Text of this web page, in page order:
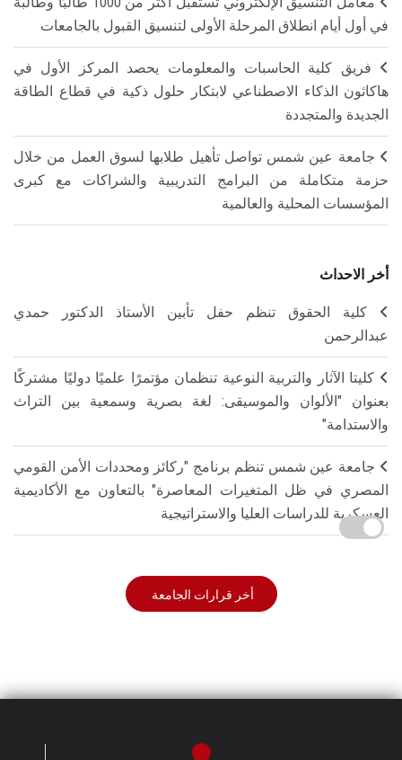
في أول أيام انطلاق المرحلة الأولى لتنسيق القبول بالجامعات
فريق كلية الحاسبات والمعلومات يحصد المركز الأول في
هاكاثون الذكاء الاصطناعي لابتكار حلول ذكية في قطاع الطاقة
الجديدة والمتجددة
جامعة عين شمس تواصل تأهيل طلابها لسوق العمل من خلال
حزمة متكاملة من البرامج التدريبية والشراكات مع كبرى
المؤسسات المحلية والعالمية
أخر الاحداث
كلية الحقوق تنظم حفل تأبين الأستاذ الدكتور حمدي
عبدالرحمن
كليتا الآثار والتربية النوعية تنظمان مؤتمرًا علميًا دوليًا مشتركًا
بعنوان "الألوان والموسيقى: لغة بصرية وسمعية بين التراث
والاستدامة"
جامعة عين شمس تنظم برنامج "ركائز ومحددات الأمن القومي
المصري في ظل المتغيرات المعاصرة" بالتعاون مع الأكاديمية
العسكرية للدراسات العليا والاستراتيجية
أخر قرارات الجامعة